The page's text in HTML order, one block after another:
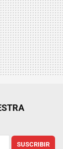
SUSCRIBIR